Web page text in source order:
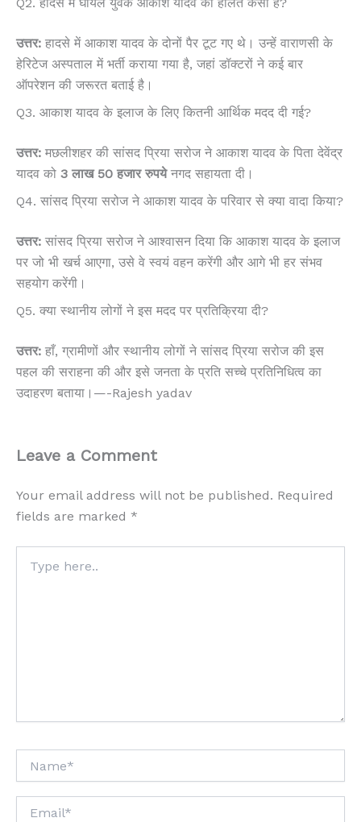
Q2. हादसे में घायल युवक आकाश यादव की हालत कैसी है?
उत्तर: हादसे में आकाश यादव के दोनों पैर टूट गए थे। उन्हें वाराणसी के
हेरिटेज अस्पताल में भर्ती कराया गया है, जहां डॉक्टरों ने कई बार
ऑपरेशन की जरूरत बताई है।
Q3. आकाश यादव के इलाज के लिए कितनी आर्थिक मदद दी गई?
उत्तर: मछलीशहर की सांसद प्रिया सरोज ने आकाश यादव के पिता देवेंद्र
यादव को 3 लाख 50 हजार रुपयेनगद सहायता दी।
Q4. सांसद प्रिया सरोज ने आकाश यादव के परिवार से क्या वादा किया?
उत्तर: सांसद प्रिया सरोज ने आश्वासन दिया कि आकाश यादव के इलाज
पर जो भी खर्च आएगा, उसे वे स्वयं वहन करेंगी और आगे भी हर संभव
सहयोग करेंगी।
Q5. क्या स्थानीय लोगों ने इस मदद पर प्रतिक्रिया दी?
उत्तर: हाँ, ग्रामीणों और स्थानीय लोगों ने सांसद प्रिया सरोज की इस
पहल की सराहना की और इसे जनता के प्रति सच्चे प्रतिनिधित्व का
उदाहरण बताया।—-Rajesh yadav
Leave a Comment
Your email address will not be published. Required
fields are marked *
here..